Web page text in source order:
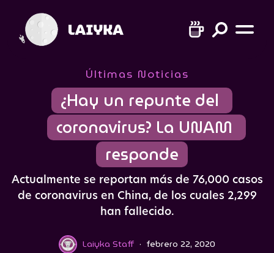
Últimas Noticias
¿Hay un repunte del
coronavirus? La UNAM
responde
Actualmente se reportan más de 76,000 casos
de coronavirus en China, de los cuales 2,299
han fallecido.
Laiyka Staff · febrero 22, 2020